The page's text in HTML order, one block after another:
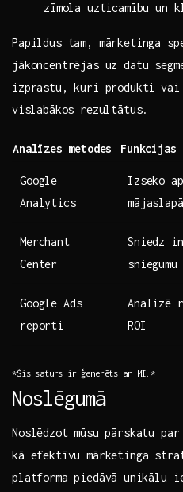
zīmola uzticamību
Papildus tam, mārketinga
jākoncentrējas uz datu
izprastu, kuri produkti​ vai
⁢vislabākos rezultātus.
Analīzes⁤ metodes Funkcijas
Google
Analytics
Izseko
mājaslapā
Merchant⁢
Center
Sniedz
sniegumu
Google Ads
reporti
Analizē
ROI
*Šis saturs ir⁢ ģenerēts ar MI.*
Noslēgumā
Noslēdzot⁤ mūsu pārskatu par
kā efektīvu mārketinga
platforma piedāvā ⁢unikālu